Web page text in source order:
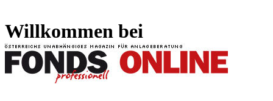
Willkommen bei